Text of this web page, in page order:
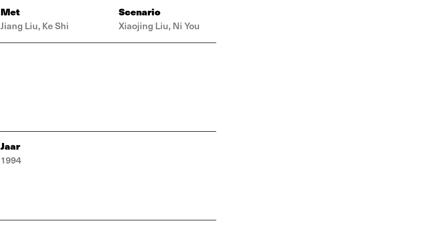
Met
Jiang Liu, Ke Shi
Scenario
Xiaojing Liu, Ni You
Jaar
1994